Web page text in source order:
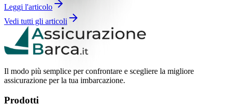
Leggi l'articolo
Vedi tutti gli articoli
Il modo più semplice per confrontare e scegliere la migliore
assicurazione per la tua imbarcazione.
Prodotti